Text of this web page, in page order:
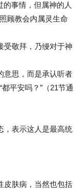
事情，但属神的人
顾教会内属灵生命
受敬拜，乃缦对于神
意思，而是承认听者
平安吗？”（21节通
，表示这人是最高统
皮肤病，当然也包括